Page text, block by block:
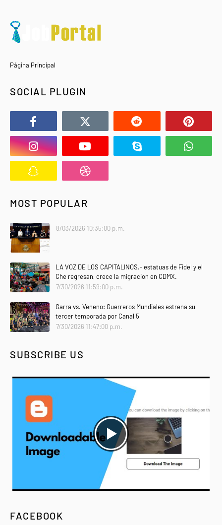
Página Principal
SOCIAL PLUGIN
MOST POPULAR
8/03/2026 10:35:00 p.m.
LA VOZ DE LOS CAPITALINOS.- estatuas de Fidel y el
Che regresan, crece la migracion en CDMX.
7/30/2026 11:59:00 p.m.
Garra vs. Veneno: Guerreros Mundiales estrena su
tercer temporada por Canal 5
7/30/2026 11:47:00 p.m.
SUBSCRIBE US
FACEBOOK